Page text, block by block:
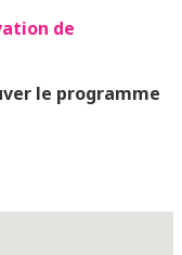
de
le programme